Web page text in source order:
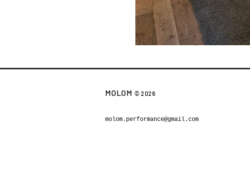
MOLOM © 2026
molom.performance@gmail.com